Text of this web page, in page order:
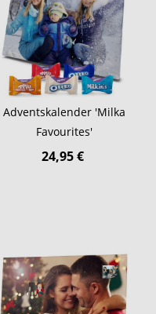
Adventskalender 'Milka
Favourites'
24,95 €